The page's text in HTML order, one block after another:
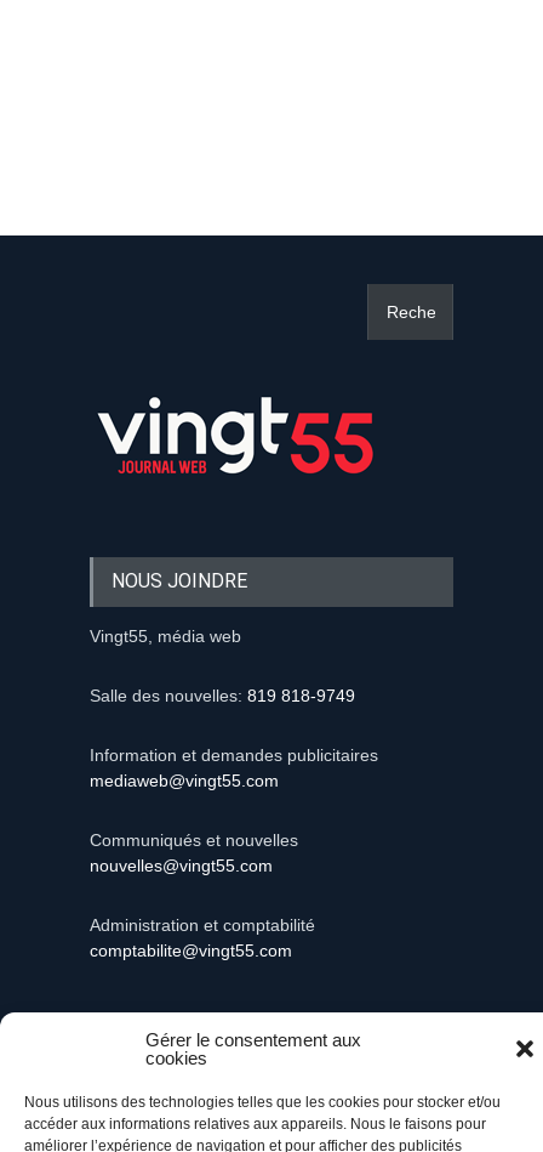
Gérer le consentement aux
cookies
Nous utilisons des technologies telles que les cookies pour stocker et/ou
accéder aux informations relatives aux appareils. Nous le faisons pour
améliorer l’expérience de navigation et pour afficher des publicités
NOUS JOINDRE
Vingt55, média web
Salle des nouvelles: 819 818-9749
Information et demandes publicitaires
mediaweb@vingt55.com
Communiqués et nouvelles
nouvelles@vingt55.com
Administration et comptabilité
comptabilite@vingt55.com
réservés.